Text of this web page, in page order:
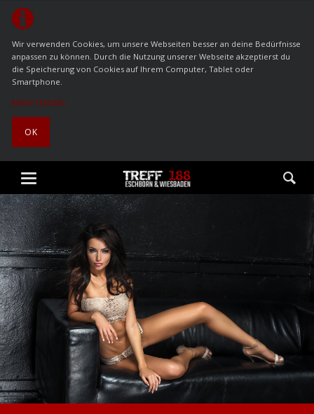
Wir verwenden Cookies, um unsere Webseiten besser an deine Bedürfnisse
anpassen zu können. Durch die Nutzung unserer Webseite akzeptierst du
die Speicherung von Cookies auf Ihrem Computer, Tablet oder
Smartphone.
Mehr Details
OK